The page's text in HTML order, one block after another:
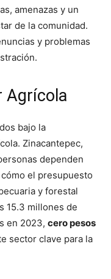
amenazas y un
de la comunidad.
y problemas
Agrícola
bajo la
Zinacantepec,
dependen
el presupuesto
y forestal
15.3 millones de
en 2023, cero pesos
sector clave para la